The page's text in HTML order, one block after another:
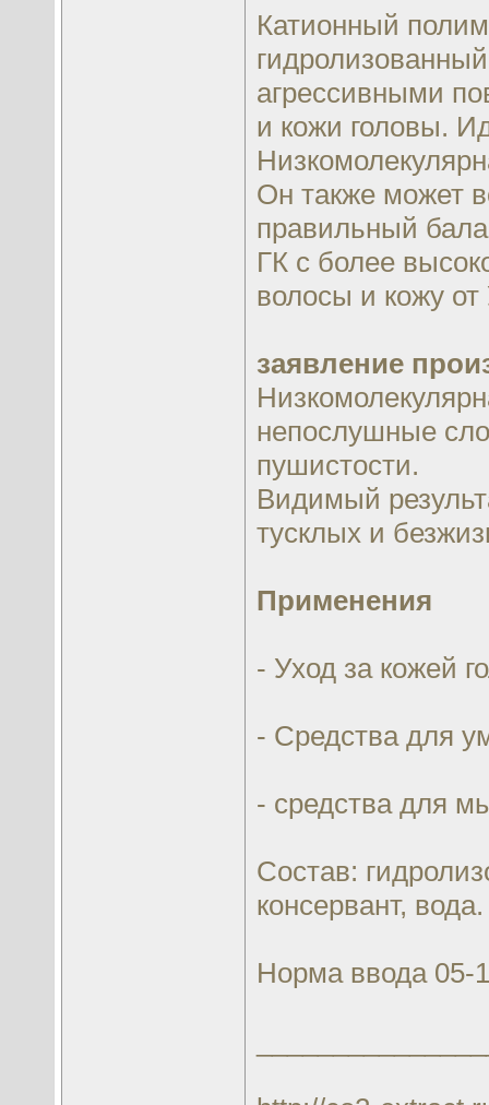
Катионный
агрессивными
и кожи головы.
Он также может
правильный
ГК с более
волосы и кожу
заявление
непослушные
пушистости.
Видимый
тусклых и
Применения
- Уход за кожей
- Средства для
- средства для
Состав:
консервант, вода.
Норма ввода 05-